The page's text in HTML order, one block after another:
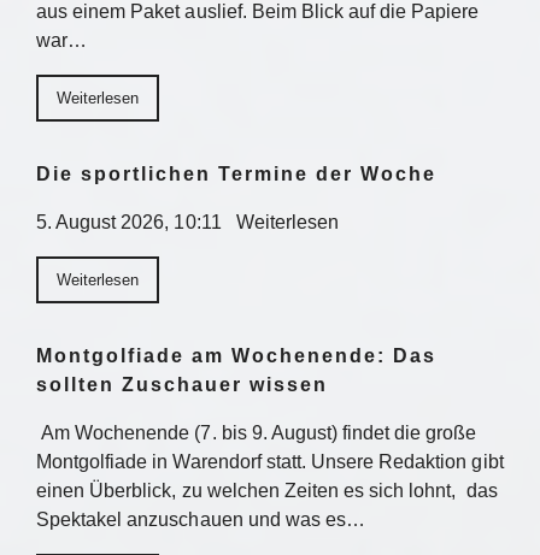
aus einem Paket auslief. Beim Blick auf die Papiere
war…
Weiterlesen
Die sportlichen Termine der Woche
5. August 2026, 10:11 Weiterlesen
Weiterlesen
Montgolfiade am Wochenende: Das
sollten Zuschauer wissen
Am Wochenende (7. bis 9. August) findet die große
Montgolfiade in Warendorf statt. Unsere Redaktion gibt
einen Überblick, zu welchen Zeiten es sich lohnt, das
Spektakel anzuschauen und was es…